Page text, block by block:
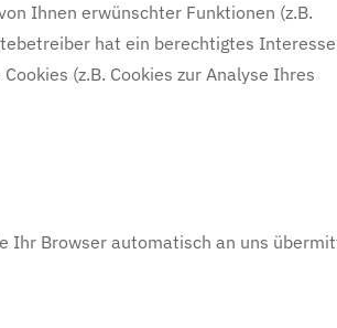
Ihnen erwünschter Funktionen (z.B.
hat ein berechtigtes
(z.B. Cookies zur Analyse Ihres
Ihr Browser automatisch an uns